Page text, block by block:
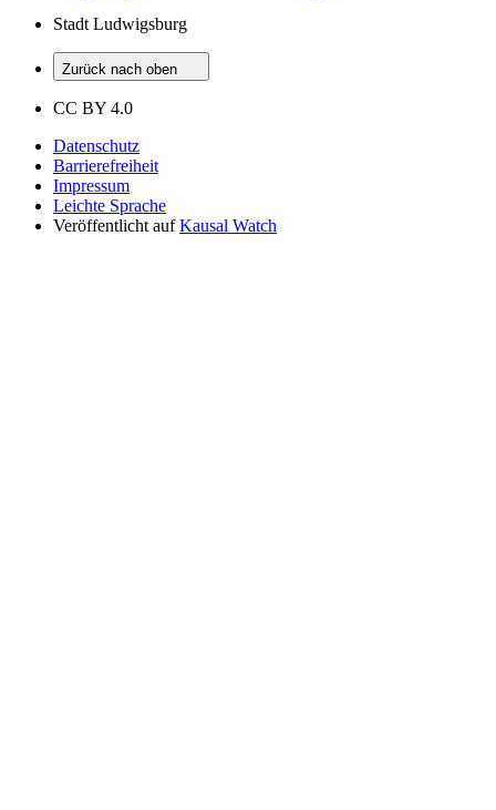
Stadt Ludwigsburg
Zurück nach oben
CC BY 4.0
Datenschutz
Barrierefreiheit
Impressum
Leichte Sprache
Veröffentlicht auf Kausal Watch